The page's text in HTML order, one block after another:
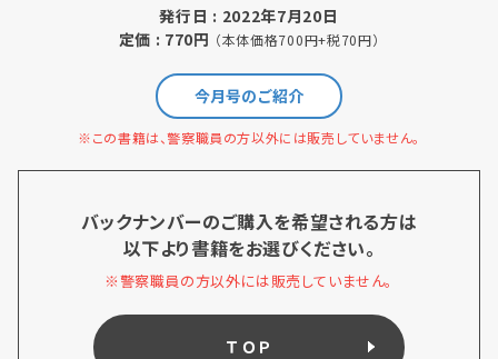
発行日 : 2022年7月20日
定価 : 770円 （本体価格700円+税70円）
今月号のご紹介
※この書籍は、警察職員の方以外には販売していません。
バックナンバーのご購入を希望される方は
以下より書籍をお選びください。
※警察職員の方以外には販売していません。
ＴＯＰ